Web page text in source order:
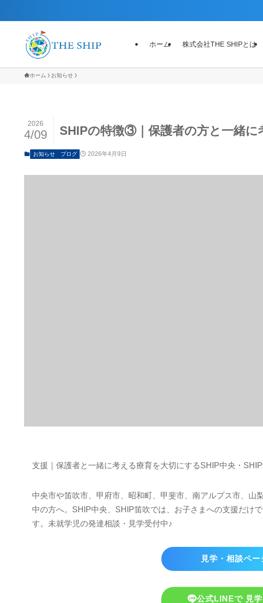
ホーム 株式会社THE SHIPとは
ホーム お知らせ
SHIPの特徴③｜保護者の方と一緒
2026
4/09
お知らせ ブログ 2026年4月9日
支援｜保護者と一緒に考える療育を大切にするSHIP中央・
中央市や笛吹市、甲府市、昭和町、甲斐市、南アルプス市、山
中の方へ。SHIP中央、SHIP笛吹では、お子さまへの支援だけ
す。未就学児の発達相談・見学受付中♪
見学・相談ペー
公式LINEで 見